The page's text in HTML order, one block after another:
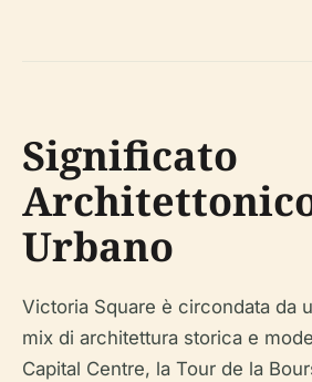
Significato
Urbano
Victoria Square è circondata da
mix di architettura storica e
Capital Centre, la Tour de la